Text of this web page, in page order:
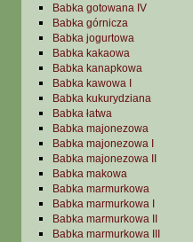
Babka gotowana IV
Babka górnicza
Babka jogurtowa
Babka kakaowa
Babka kanapkowa
Babka kawowa I
Babka kukurydziana
Babka łatwa
Babka majonezowa
Babka majonezowa I
Babka majonezowa II
Babka makowa
Babka marmurkowa
Babka marmurkowa I
Babka marmurkowa II
Babka marmurkowa III